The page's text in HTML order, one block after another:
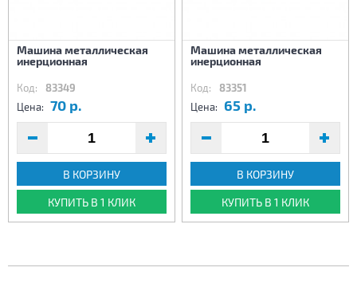
Машина металлическая
инерционная
Код: 83349
Цена: 70 р.
В КОРЗИНУ
КУПИТЬ В 1 КЛИК
Машина металлическая
инерционная
Код: 83351
Цена: 65 р.
В КОРЗИНУ
КУПИТЬ В 1 КЛИК